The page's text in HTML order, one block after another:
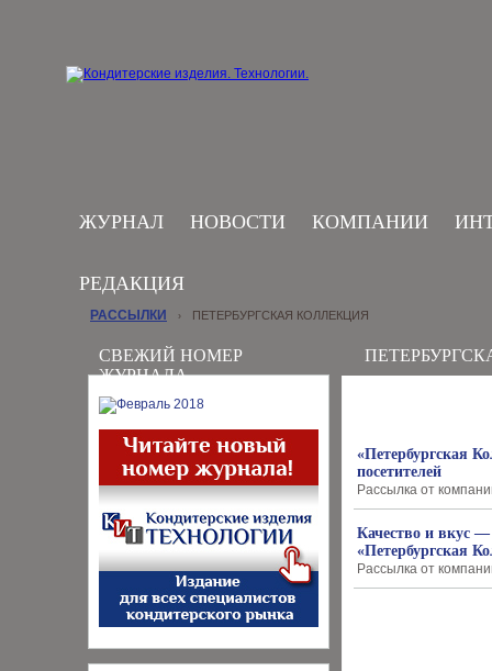
ЖУРНАЛ НОВОСТИ КОМПАНИИ
РЕДАКЦИЯ
СВЕЖИЙ НОМЕР
ЖУРНАЛА
РАССЫЛКИ › ПЕТЕРБУРГСКАЯ КОЛЛЕКЦИЯ
«Петербургская
посетителей
Рассылка от
Качество и вкус
«Петербургская
Рассылка от